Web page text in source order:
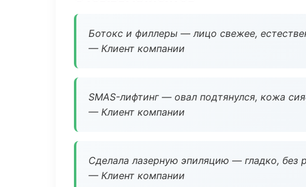
Ботокс и филлеры — лицо свежее,
— Клиент компании
SMAS-лифтинг — овал подтянулся, кожа
— Клиент компании
Сделала лазерную эпиляцию — гладко, без
— Клиент компании